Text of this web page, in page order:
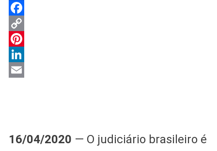
X
Facebook
Copy
Link
Pinterest
LinkedIn
16/04/2020 — O judiciário brasileiro é